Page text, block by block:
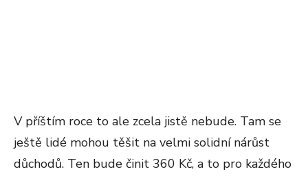
V příštím roce to ale zcela jistě nebude. Tam se
ještě lidé mohou těšit na velmi solidní nárůst
důchodů. Ten bude činit 360 Kč, a to pro každého